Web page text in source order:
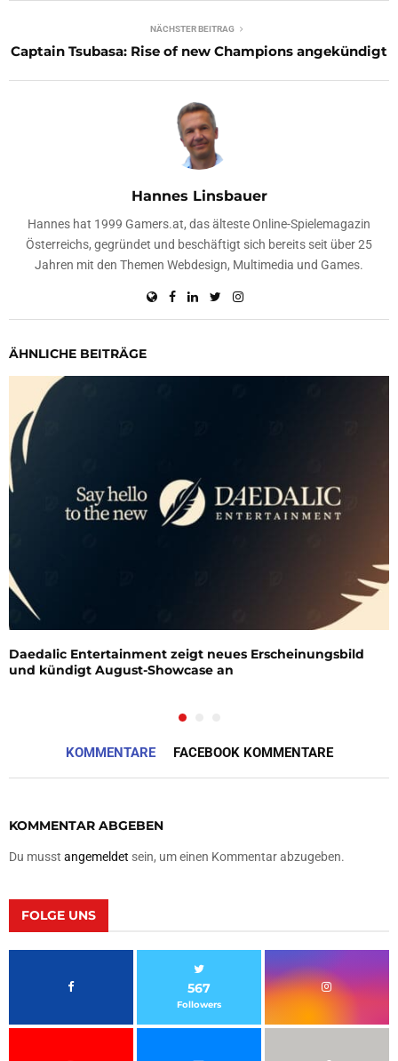
NÄCHSTER BEITRAG
Captain Tsubasa: Rise of new Champions angekündigt
Hannes Linsbauer
Hannes hat 1999 Gamers.at, das älteste Online-Spielemagazin
Österreichs, gegründet und beschäftigt sich bereits seit über 25
Jahren mit den Themen Webdesign, Multimedia und Games.
ÄHNLICHE BEITRÄGE
Daedalic Entertainment zeigt neues Erscheinungsbild
und kündigt August-Showcase an
KOMMENTARE FACEBOOK KOMMENTARE
KOMMENTAR ABGEBEN
Du musst angemeldet sein, um einen Kommentar abzugeben.
FOLGE UNS
567
Followers